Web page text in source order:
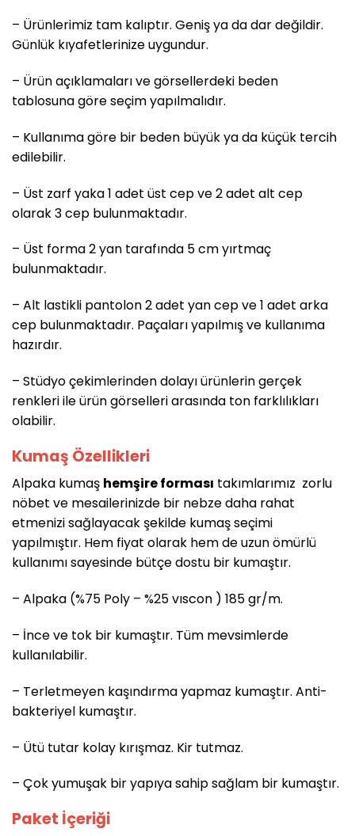
– Ürünlerimiz tam kalıptır. Geniş ya da dar değildir.
Günlük kıyafetlerinize uygundur.
– Ürün açıklamaları ve görsellerdeki beden
tablosuna göre seçim yapılmalıdır.
– Kullanıma göre bir beden büyük ya da küçük tercih
edilebilir.
– Üst zarf yaka 1 adet üst cep ve 2 adet alt cep
olarak 3 cep bulunmaktadır.
– Üst forma 2 yan tarafında 5 cm yırtmaç
bulunmaktadır.
– Alt lastikli pantolon 2 adet yan cep ve 1 adet arka
cep bulunmaktadır. Paçaları yapılmış ve kullanıma
hazırdır.
– Stüdyo çekimlerinden dolayı ürünlerin gerçek
renkleri ile ürün görselleri arasında ton farklılıkları
olabilir.
Kumaş Özellikleri
Alpaka kumaş hemşire forması takımlarımız zorlu
nöbet ve mesailerinizde bir nebze daha rahat
etmenizi sağlayacak şekilde kumaş seçimi
yapılmıştır. Hem fiyat olarak hem de uzun ömürlü
kullanımı sayesinde bütçe dostu bir kumaştır.
– Alpaka (%75 Poly – %25 vıscon ) 185 gr/m.
– İnce ve tok bir kumaştır. Tüm mevsimlerde
kullanılabilir.
– Terletmeyen kaşındırma yapmaz kumaştır. Anti-
bakteriyel kumaştır.
– Ütü tutar kolay kırışmaz. Kir tutmaz.
– Çok yumuşak bir yapıya sahip sağlam bir kumaştır.
Paket İçeriği